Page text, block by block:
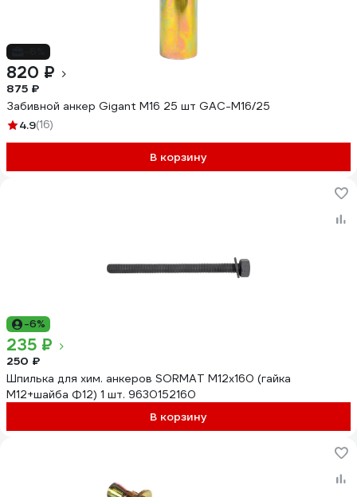
820 ₽
875 ₽
Забивной анкер Gigant М16 25 шт GAC-M16/25
4.9(16)
В корзину
-6%
235 ₽
250 ₽
Шпилька для хим. анкеров SORMAT М12х160 (гайка
М12+шайба Ф12) 1 шт. 9630152160
В корзину